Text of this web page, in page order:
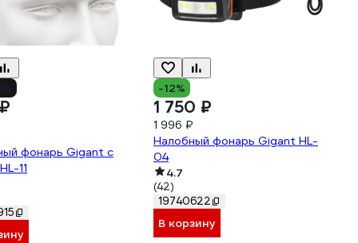
фонарь Gigant с
11
-12%
1 750 ₽
1 996 ₽
Налобный фонарь Gigant HL-
04
4.7
(42)
19740622
В корзину